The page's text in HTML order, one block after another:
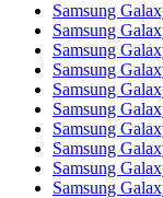
Samsung
Samsung
Samsung
Samsung
Samsung
Samsung
Samsung
Samsung
Samsung
Samsung